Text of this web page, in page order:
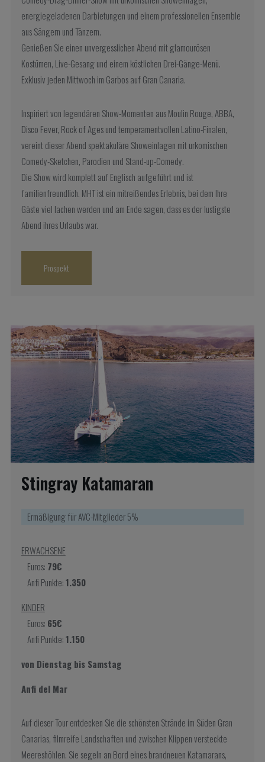
energiegeladenen Darbietungen und einem professionellen Ensemble
aus Sängern und Tänzern.
Genießen Sie einen unvergesslichen Abend mit glamourösen
Kostümen, Live-Gesang und einem köstlichen Drei-Gänge-Menü.
Exklusiv jeden Mittwoch im Garbos auf Gran Canaria.
Inspiriert von legendären Show-Momenten aus Moulin Rouge, ABBA,
Disco Fever, Rock of Ages und temperamentvollen Latino-Finalen,
vereint dieser Abend spektakuläre Showeinlagen mit urkomischen
Comedy-Sketchen, Parodien und Stand-up-Comedy.
Die Show wird komplett auf Englisch aufgeführt und ist
familienfreundlich. MHT ist ein mitreißendes Erlebnis, bei dem Ihre
Gäste viel lachen werden und am Ende sagen, dass es der lustigste
Abend ihres Urlaubs war.
Prospekt
Stingray Katamaran
Ermäßigung für AVC-Mitglieder 5%
ERWACHSENE
Euros: 79€
Anfi Punkte:1.350
KINDER
Euros: 65€
Anfi Punkte:1.150
von Dienstag bis Samstag
Anfi del Mar
Auf dieser Tour entdecken Sie die schönsten Strände im Süden Gran
Canarias, filmreife Landschaften und zwischen Klippen versteckte
Meereshöhlen. Sie segeln an Bord eines brandneuen Katamarans,